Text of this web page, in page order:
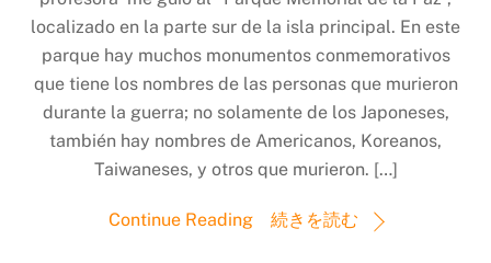
localizado en la parte sur de la isla principal. En este
parque hay muchos monumentos conmemorativos
que tiene los nombres de las personas que murieron
durante la guerra; no solamente de los Japoneses,
también hay nombres de Americanos, Koreanos,
Taiwaneses, y otros que murieron. […]
Continue Reading 続きを読む